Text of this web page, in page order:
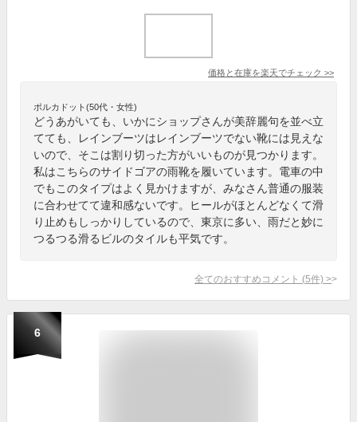
価格と在庫を楽天でチェック >>
ポルカドット(50代・女性)
どうあがいても、いかにショップさんが美辞麗句を並べ立
てても、レインブーツはレインブーツでない靴には見えな
いので、そこは割り切った方がいいものが見つかります。
私はこちらのサイドゴアの雨靴を履いています。電車の中
でもこのタイプはよく見かけますが、みなさん普通の服装
に合わせてて違和感ないです。ヒールがほとんどなくて滑
り止めもしっかりしているので、東京に多い、雨だと妙に
つるつる滑るビルのタイルも平気です。
全てのおすすめコメント (5件) >
6